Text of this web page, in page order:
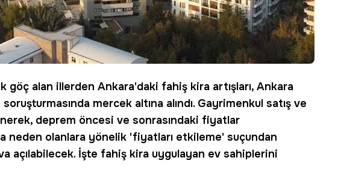
göç alan illerden Ankara'daki fahiş kira artışları, Ankara
soruşturmasında mercek altına alındı. Gayrimenkul satış ve
deprem öncesi ve sonrasındaki fiyatlar
neden olanlara yönelik 'fiyatları etkileme' suçundan
açılabilecek. İşte fahiş kira uygulayan ev sahiplerini